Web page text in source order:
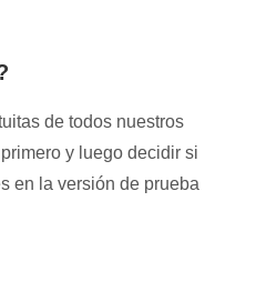
de todos nuestros
y luego decidir si
en la versión de prueba